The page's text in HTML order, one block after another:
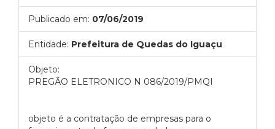
Publicado em: 07/06/2019
Entidade: Prefeitura de Quedas do Iguaçu
Objeto:
PREGÃO ELETRONICO N 086/2019/PMQI
objeto é a contratação de empresas para o